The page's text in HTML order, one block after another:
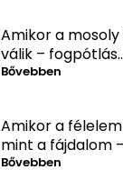
Amikor a
válik – fogpótlás
közérthetően,
Bővebben
Amikor a
mint a fájdalom
lehet mégis
Bővebben